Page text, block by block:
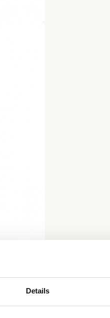
Details